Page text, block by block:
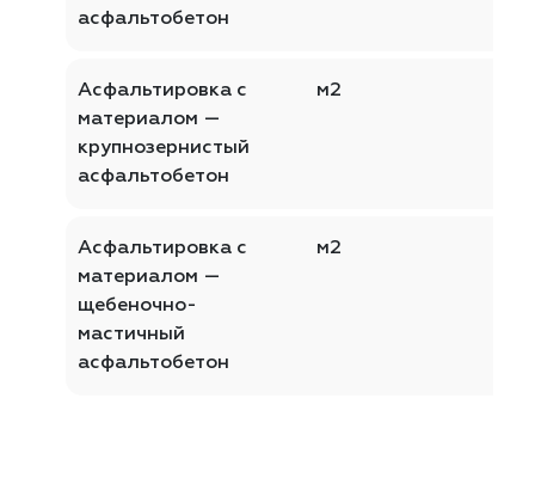
асфальтобетон
Асфальтировка с
материалом —
крупнозернистый
асфальтобетон
м2
Асфальтировка с
материалом —
щебеночно-
мастичный
асфальтобетон
м2